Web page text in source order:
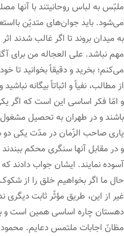
ملبّس به لباس روحانیتند با آنها
می‌شود. باید جوان‌های متدیّن
به میدان بروند تا اگر غالب شدند
مهم نباشد. علی العجاله من
می‌کنم؛ بخرید و دقیقاً بخوانید تا
از مطالب، نفیاً و اثباتاً بیگانه
و امّا فکر اساسی این است که اگر
باشند و در طهران به تحصیل مشغول
یاری صاحب الزّمان در مدّت یکی دو
و در مقابل آنها سنگری محکم
آسوده نمایند. ایشان جواب دادند
حال ما اگر بخواهیم خلق را از
غیر از این، طریق مؤثّر ثابت دیگری
دهستان چاره اساسی همین است و
مظانّ اجابات ملتمس دعایم.